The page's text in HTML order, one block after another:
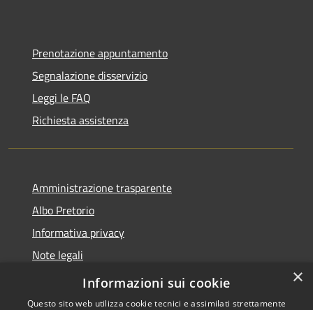
Prenotazione appuntamento
Segnalazione disservizio
Leggi le FAQ
Richiesta assistenza
Amministrazione trasparente
Albo Pretorio
Informativa privacy
Note legali
Dichiarazione di accessibilità
×
Informazioni sui cookie
Questo sito web utilizza cookie tecnici e assimilati strettamente